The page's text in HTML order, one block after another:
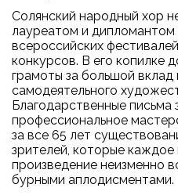
Солянский народный хор
лауреатом и дипломантом
всероссийских
конкурсов. В его копилке
грамоты за большой вклад
самодеятельного
Благодарственные письма
профессиональное
за все 65 лет
зрителей, которые каждое
произведение неизменно
бурными аплодисментами.